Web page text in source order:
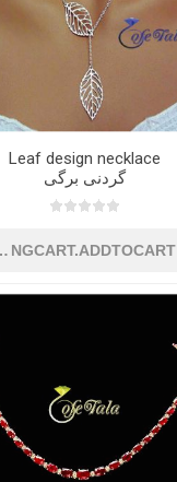
Leaf design necklace
گردنی برگی